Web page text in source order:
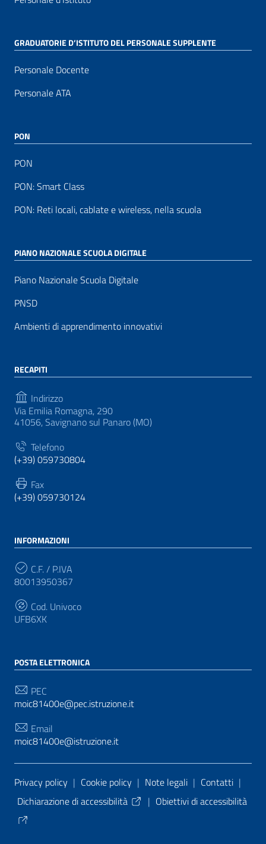
GRADUATORIE D’ISTITUTO DEL PERSONALE SUPPLENTE
Personale Docente
Personale ATA
PON
PON
PON: Smart Class
PON: Reti locali, cablate e wireless, nella scuola
PIANO NAZIONALE SCUOLA DIGITALE
Piano Nazionale Scuola Digitale
PNSD
Ambienti di apprendimento innovativi
RECAPITI
Indirizzo
Via Emilia Romagna, 290
41056, Savignano sul Panaro (MO)
Telefono
(+39) 059730804
Fax
(+39) 059730124
INFORMAZIONI
C.F. / P.IVA
80013950367
Cod. Univoco
UFB6XK
POSTA ELETTRONICA
PEC
moic81400e@pec.istruzione.it
Email
moic81400e@istruzione.it
Sezione Link Utili
Privacy policy | Cookie policy | Note legali | Contatti |
Dichiarazione di accessibilità
| Obiettivi di accessibilità